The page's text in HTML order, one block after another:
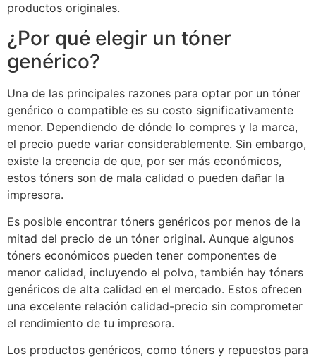
productos originales.
¿Por qué elegir un tóner
genérico?
Una de las principales razones para optar por un tóner
genérico o compatible es su costo significativamente
menor. Dependiendo de dónde lo compres y la marca,
el precio puede variar considerablemente. Sin embargo,
existe la creencia de que, por ser más económicos,
estos tóners son de mala calidad o pueden dañar la
impresora.
Es posible encontrar tóners genéricos por menos de la
mitad del precio de un tóner original. Aunque algunos
tóners económicos pueden tener componentes de
menor calidad, incluyendo el polvo, también hay tóners
genéricos de alta calidad en el mercado. Estos ofrecen
una excelente relación calidad-precio sin comprometer
el rendimiento de tu impresora.
Los productos genéricos, como tóners y repuestos para